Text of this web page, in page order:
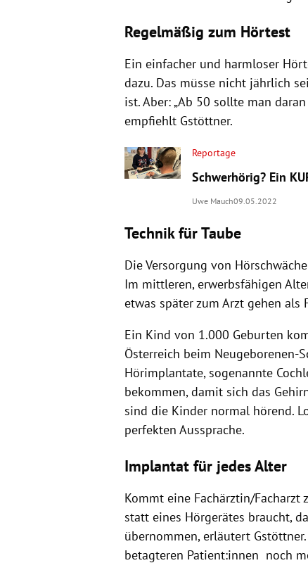
Regelmäßig zum Hörtest
Ein einfacher und harmloser
dazu. Das müsse nicht jährlich
ist. Aber: „Ab 50 sollte man
empfiehlt Gstöttner.
Reportage
Schwerhörig? Ein
Uwe Mauch09.05.2022
Technik für Taube
Die Versorgung von
Im mittleren, erwerbsfähigen
etwas später zum Arzt gehen als
Ein Kind von 1.000 Geburten
Österreich beim Neugeborenen-
Hörimplantate, sogenannte
bekommen, damit sich das
sind die Kinder normal hörend.
perfekten Aussprache.
Implantat für jedes Alter
Kommt eine Fachärztin/Facharzt
statt eines Hörgerätes braucht,
übernommen, erläutert
betagteren Patient:innen noch